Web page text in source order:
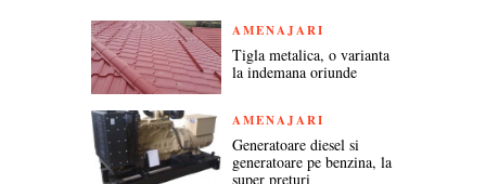
AMENAJARI
Tigla metalica, o varianta
la indemana oriunde
AMENAJARI
Generatoare diesel si
generatoare pe benzina, la
super preturi